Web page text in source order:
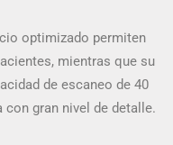
optimizado permiten
mientras que su
de escaneo de 40
gran nivel de detalle.